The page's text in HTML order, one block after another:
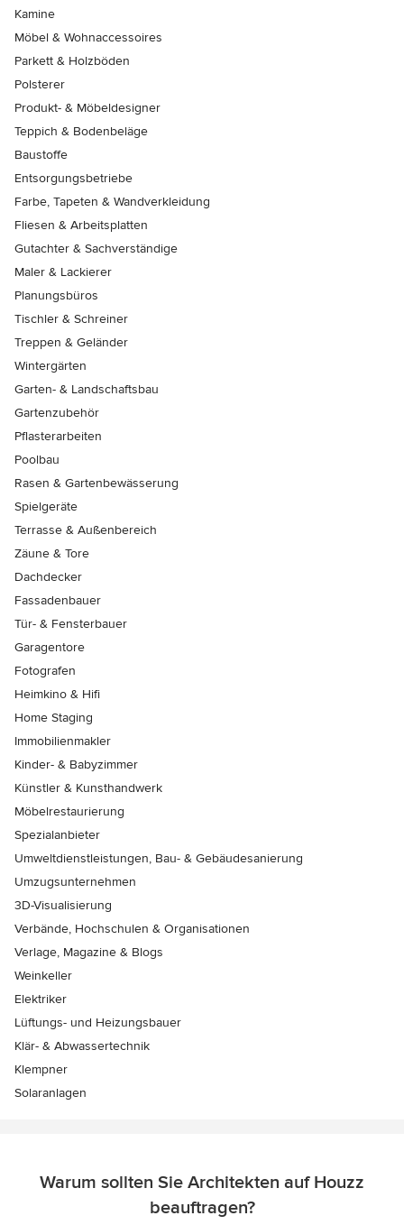
Kamine
Möbel & Wohnaccessoires
Parkett & Holzböden
Polsterer
Produkt- & Möbeldesigner
Teppich & Bodenbeläge
Baustoffe
Entsorgungsbetriebe
Farbe, Tapeten & Wandverkleidung
Fliesen & Arbeitsplatten
Gutachter & Sachverständige
Maler & Lackierer
Planungsbüros
Tischler & Schreiner
Treppen & Geländer
Wintergärten
Garten- & Landschaftsbau
Gartenzubehör
Pflasterarbeiten
Poolbau
Rasen & Gartenbewässerung
Spielgeräte
Terrasse & Außenbereich
Zäune & Tore
Dachdecker
Fassadenbauer
Tür- & Fensterbauer
Garagentore
Fotografen
Heimkino & Hifi
Home Staging
Immobilienmakler
Kinder- & Babyzimmer
Künstler & Kunsthandwerk
Möbelrestaurierung
Spezialanbieter
Umweltdienstleistungen, Bau- & Gebäudesanierung
Umzugsunternehmen
3D-Visualisierung
Verbände, Hochschulen & Organisationen
Verlage, Magazine & Blogs
Weinkeller
Elektriker
Lüftungs- und Heizungsbauer
Klär- & Abwassertechnik
Klempner
Solaranlagen
Warum sollten Sie Architekten auf Houzz
beauftragen?